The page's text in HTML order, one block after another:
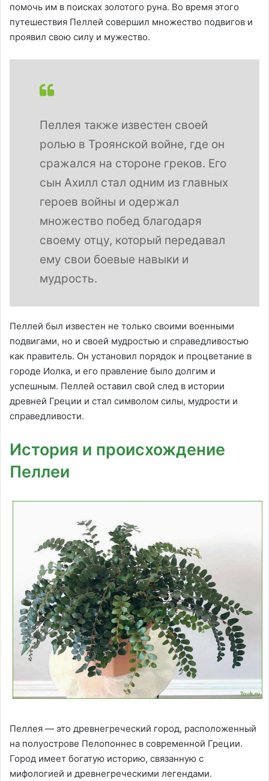
помочь им в поисках золотого руна. Во время этого
путешествия Пеллей совершил множество подвигов и
проявил свою силу и мужество.
Пеллея также известен своей
ролью в Троянской войне, где он
сражался на стороне греков. Его
сын Ахилл стал одним из главных
героев войны и одержал
множество побед благодаря
своему отцу, который передавал
ему свои боевые навыки и
мудрость.
Пеллей был известен не только своими военными
подвигами, но и своей мудростью и справедливостью
как правитель. Он установил порядок и процветание в
городе Иолка, и его правление было долгим и
успешным. Пеллей оставил свой след в истории
древней Греции и стал символом силы, мудрости и
справедливости.
История и происхождение
Пеллеи
Пеллея — это древнегреческий город, расположенный
на полуострове Пелопоннес в современной Греции.
Город имеет богатую историю, связанную с
мифологией и древнегреческими легендами.